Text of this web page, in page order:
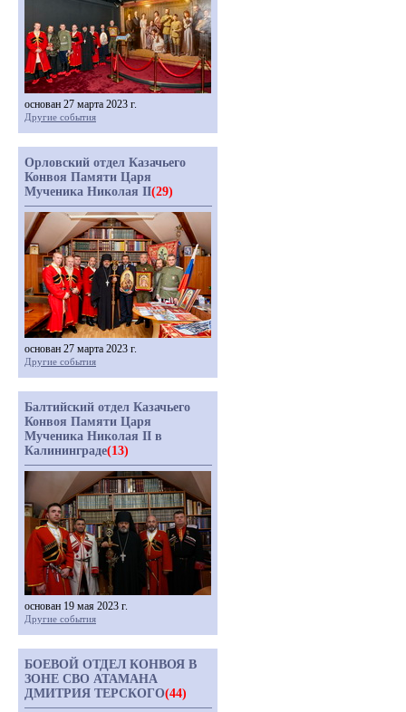
основан 27 марта 2023 г.
Другие события
Орловский отдел Казачьего
Конвоя Памяти Царя
Мученика Николая II(29)
основан 27 марта 2023 г.
Другие события
Балтийский отдел Казачьего
Конвоя Памяти Царя
Мученика Николая II в
Калининграде(13)
основан 19 мая 2023 г.
Другие события
БОЕВОЙ ОТДЕЛ КОНВОЯ В
ЗОНЕ СВО АТАМАНА
ДМИТРИЯ ТЕРСКОГО(44)